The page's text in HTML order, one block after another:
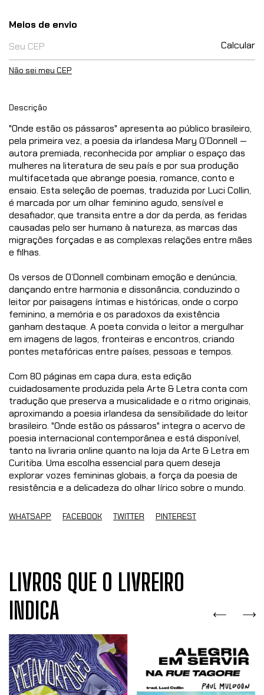
Entregas para o CEP:
Meios de envio
Calcular
Não sei meu CEP
Descrição
"Onde estão os pássaros" apresenta ao público brasileiro,
pela primeira vez, a poesia da irlandesa Mary O’Donnell —
autora premiada, reconhecida por ampliar o espaço das
mulheres na literatura de seu país e por sua produção
multifacetada que abrange poesia, romance, conto e
ensaio. Esta seleção de poemas, traduzida por Luci Collin,
é marcada por um olhar feminino agudo, sensível e
desafiador, que transita entre a dor da perda, as feridas
causadas pelo ser humano à natureza, as marcas das
migrações forçadas e as complexas relações entre mães
e filhas.
Os versos de O’Donnell combinam emoção e denúncia,
dançando entre harmonia e dissonância, conduzindo o
leitor por paisagens íntimas e históricas, onde o corpo
feminino, a memória e os paradoxos da existência
ganham destaque. A poeta convida o leitor a mergulhar
em imagens de lagos, fronteiras e encontros, criando
pontes metafóricas entre países, pessoas e tempos.
Com 80 páginas em capa dura, esta edição
cuidadosamente produzida pela Arte & Letra conta com
tradução que preserva a musicalidade e o ritmo originais,
aproximando a poesia irlandesa da sensibilidade do leitor
brasileiro. "Onde estão os pássaros" integra o acervo de
poesia internacional contemporânea e está disponível,
tanto na livraria online quanto na loja da Arte & Letra em
Curitiba. Uma escolha essencial para quem deseja
explorar vozes femininas globais, a força da poesia de
resistência e a delicadeza do olhar lírico sobre o mundo.
WHATSAPP FACEBOOK TWITTER PINTEREST
LIVROS QUE O LIVREIRO
INDICA